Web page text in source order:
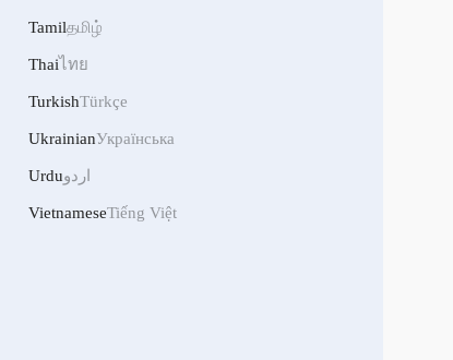
Tamilதமிழ்
Thaiไทย
TurkishTürkçe
UkrainianУкраїнська
Urduاردو
VietnameseTiếng Việt